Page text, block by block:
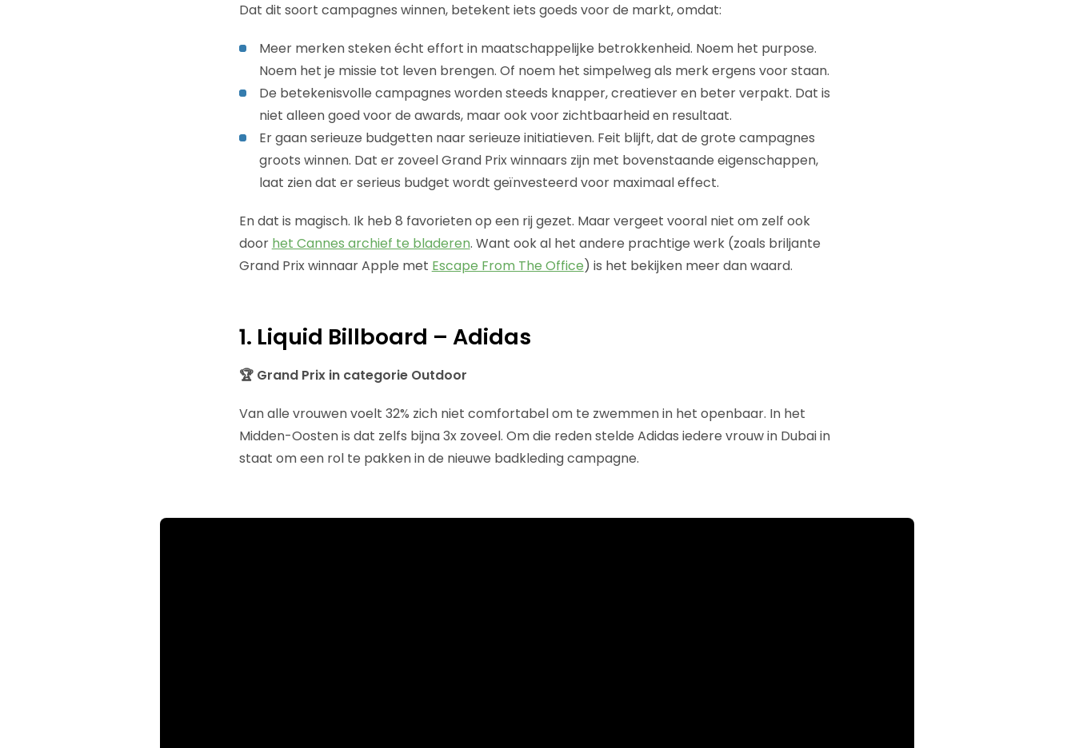
Dat dit soort campagnes winnen, betekent iets goeds voor de markt, omdat:
Meer merken steken écht effort in maatschappelijke betrokkenheid. Noem het purpose.
Noem het je missie tot leven brengen. Of noem het simpelweg als merk ergens voor staan.
De betekenisvolle campagnes worden steeds knapper, creatiever en beter verpakt. Dat is
niet alleen goed voor de awards, maar ook voor zichtbaarheid en resultaat.
Er gaan serieuze budgetten naar serieuze initiatieven. Feit blijft, dat de grote campagnes
groots winnen. Dat er zoveel Grand Prix winnaars zijn met bovenstaande eigenschappen,
laat zien dat er serieus budget wordt geïnvesteerd voor maximaal effect.
En dat is magisch. Ik heb 8 favorieten op een rij gezet. Maar vergeet vooral niet om zelf ook
door het Cannes archief te bladeren. Want ook al het andere prachtige werk (zoals briljante
Grand Prix winnaar Apple met Escape From The Office) is het bekijken meer dan waard.
1. Liquid Billboard – Adidas
🏆 Grand Prix in categorie Outdoor
Van alle vrouwen voelt 32% zich niet comfortabel om te zwemmen in het openbaar. In het
Midden-Oosten is dat zelfs bijna 3x zoveel. Om die reden stelde Adidas iedere vrouw in Dubai in
staat om een rol te pakken in de nieuwe badkleding campagne. ​